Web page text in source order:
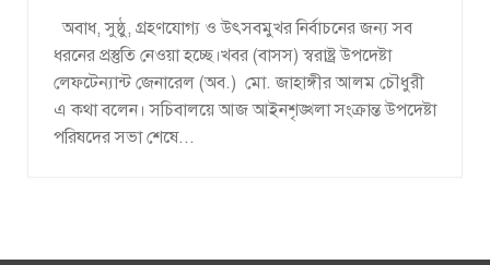
অবাধ, সুষ্ঠু, গ্রহণযোগ্য ও উৎসবমুখর নির্বাচনের জন্য সব
ধরনের প্রস্তুতি নেওয়া হচ্ছে।খবর (বাসস) স্বরাষ্ট্র উপদেষ্টা
লেফটেন্যান্ট জেনারেল (অব.) মো. জাহাঙ্গীর আলম চৌধুরী
এ কথা বলেন। সচিবালয়ে আজ আইনশৃঙ্খলা সংক্রান্ত উপদেষ্টা
পরিষদের সভা শেষে...